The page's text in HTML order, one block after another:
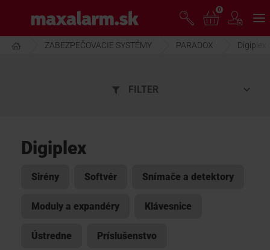
hlavnému
obsahu
www.maxalarm.sk
SPOLOČNOSŤ
0
ZABEZPEČOVACIE SYSTÉMY PARADOX Digiplex
FILTER
Digiplex
Sirény Softvér Snímače a detektory
Moduly a expandéry Klávesnice
Ústredne Príslušenstvo